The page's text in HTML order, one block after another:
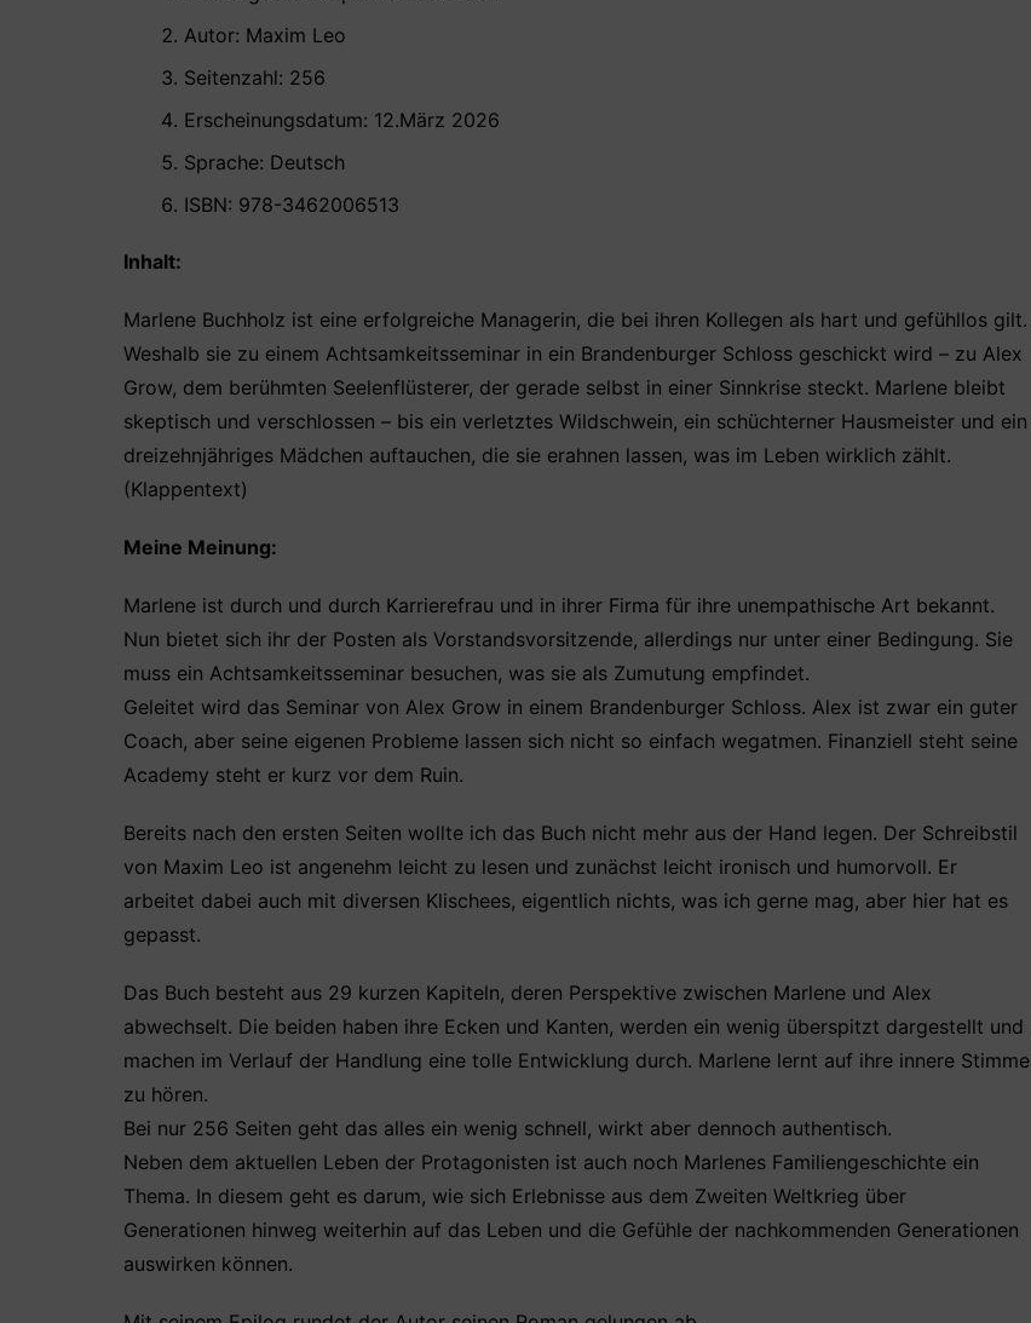
o
k
p
Autor: Maxim Leo
Seitenzahl: 256
Erscheinungsdatum: 12.März 2026
Sprache: Deutsch
ISBN: 978-3462006513 ‎ ‎
Inhalt:
Marlene Buchholz ist eine erfolgreiche Managerin, die bei ihren Kollegen als hart und gefühllos gilt.
Weshalb sie zu einem Achtsamkeitsseminar in ein Brandenburger Schloss geschickt wird – zu Alex
Grow, dem berühmten Seelenflüsterer, der gerade selbst in einer Sinnkrise steckt. Marlene bleibt
skeptisch und verschlossen – bis ein verletztes Wildschwein, ein schüchterner Hausmeister und ein
dreizehnjähriges Mädchen auftauchen, die sie erahnen lassen, was im Leben wirklich zählt.
(Klappentext)
Meine Meinung:
Marlene ist durch und durch Karrierefrau und in ihrer Firma für ihre unempathische Art bekannt.
Nun bietet sich ihr der Posten als Vorstandsvorsitzende, allerdings nur unter einer Bedingung. Sie
muss ein Achtsamkeitsseminar besuchen, was sie als Zumutung empfindet.
Geleitet wird das Seminar von Alex Grow in einem Brandenburger Schloss. Alex ist zwar ein guter
Coach, aber seine eigenen Probleme lassen sich nicht so einfach wegatmen. Finanziell steht seine
Academy steht er kurz vor dem Ruin.
Bereits nach den ersten Seiten wollte ich das Buch nicht mehr aus der Hand legen. Der Schreibstil
von Maxim Leo ist angenehm leicht zu lesen und zunächst leicht ironisch und humorvoll. Er
arbeitet dabei auch mit diversen Klischees, eigentlich nichts, was ich gerne mag, aber hier hat es
gepasst.
Das Buch besteht aus 29 kurzen Kapiteln, deren Perspektive zwischen Marlene und Alex
abwechselt. Die beiden haben ihre Ecken und Kanten, werden ein wenig überspitzt dargestellt und
machen im Verlauf der Handlung eine tolle Entwicklung durch. Marlene lernt auf ihre innere Stimme
zu hören.
Bei nur 256 Seiten geht das alles ein wenig schnell, wirkt aber dennoch authentisch.
Neben dem aktuellen Leben der Protagonisten ist auch noch Marlenes Familiengeschichte ein
Thema. In diesem geht es darum, wie sich Erlebnisse aus dem Zweiten Weltkrieg über
Generationen hinweg weiterhin auf das Leben und die Gefühle der nachkommenden Generationen
auswirken können.